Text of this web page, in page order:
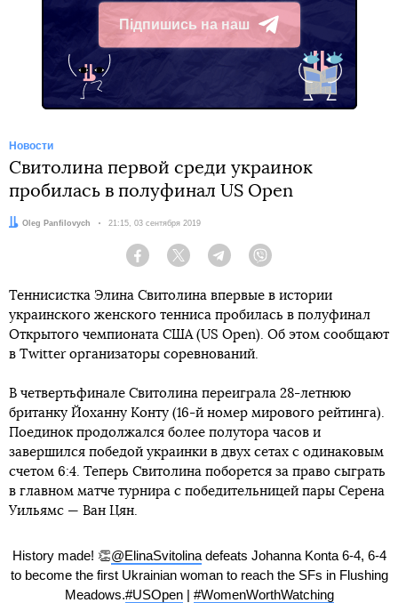
Підпишись на наш
Telegram
Новости
Свитолина первой среди украинок
пробилась в полуфинал US Open
Автор:
Oleg Panfilovych Дата:
21:15, 03 сентября 2019
Facebook Twitter Telegram
Теннисистка Элина Свитолина впервые в истории
украинского женского тенниса пробилась в полуфинал
Открытого чемпионата США (US Open). Об этом сообщают
в Twitter организаторы соревнований.
В четвертьфинале Свитолина переиграла 28-летнюю
британку Йоханну Конту (16-й номер мирового рейтинга).
Поединок продолжался более полутора часов и
завершился победой украинки в двух сетах с одинаковым
счетом 6:4. Теперь Свитолина поборется за право сыграть
в главном матче турнира с победительницей пары Серена
Уильямс — Ван Цян.
History made! 👏@ElinaSvitolinadefeats Johanna Konta 6-4, 6-4
to become the first Ukrainian woman to reach the SFs in Flushing
Meadows.#USOpen| #WomenWorthWatching